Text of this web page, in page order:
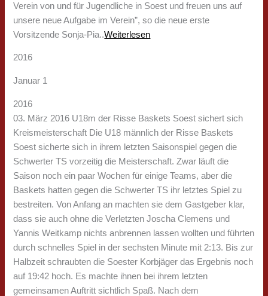
Verein von und für Jugendliche in Soest und freuen uns auf
unsere neue Aufgabe im Verein”, so die neue erste
Vorsitzende Sonja-Pia..Weiterlesen
2016
Januar 1
2016
03. März 2016 U18m der Risse Baskets Soest sichert sich
Kreismeisterschaft Die U18 männlich der Risse Baskets
Soest sicherte sich in ihrem letzten Saisonspiel gegen die
Schwerter TS vorzeitig die Meisterschaft. Zwar läuft die
Saison noch ein paar Wochen für einige Teams, aber die
Baskets hatten gegen die Schwerter TS ihr letztes Spiel zu
bestreiten. Von Anfang an machten sie dem Gastgeber klar,
dass sie auch ohne die Verletzten Joscha Clemens und
Yannis Weitkamp nichts anbrennen lassen wollten und führten
durch schnelles Spiel in der sechsten Minute mit 2:13. Bis zur
Halbzeit schraubten die Soester Korbjäger das Ergebnis noch
auf 19:42 hoch. Es machte ihnen bei ihrem letzten
gemeinsamen Auftritt sichtlich Spaß. Nach dem